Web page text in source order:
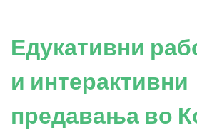
Едукативни
и интерактивни
предавања во